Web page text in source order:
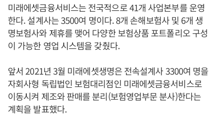
미래에셋금융서비스는 전국적으로 41개 사업본부를 운영
한다. 설계사는 3500여 명이다. 8개 손해보험사 및 6개 생
명보험사와 제휴를 맺어 다양한 보험상품 포트폴리오 구성
이 가능한 영업 시스템을 갖췄다.
앞서 2021년 3월 미래에셋생명은 전속설계사 3300여 명을
자회사형 독립법인 보험대리점인 미래에셋금융서비스로
이동시켜 제조와 판매를 분리(보험영업부문 분사)한다는
계획을 발표했다.